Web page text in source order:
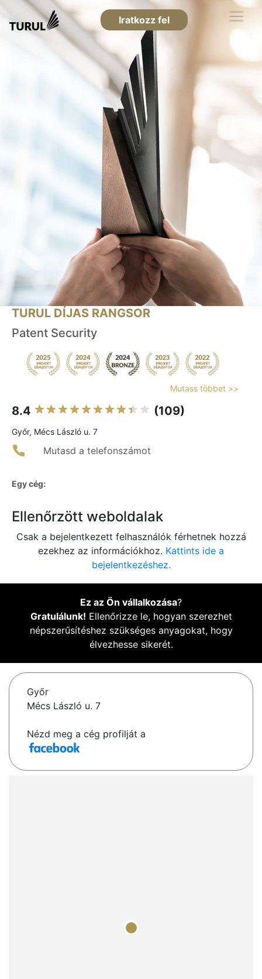
Iratkozz fel
TURUL DÍJAS RANGSOR
Patent Security
Mutass többet >>
8.4 (109)
Győr, Mécs László u. 7
Mutasd a telefonszámot
Egy cég:
Ellenőrzött weboldalak
Csak a bejelentkezett felhasználók férhetnek hozzá
ezekhez az információkhoz. Kattints ide a
bejelentkezéshez.
Ez az Ön vállalkozása?
Gratulálunk! Ellenőrizze le, hogyan szerezhet
népszerűsítéshez szükséges anyagokat, hogy
élvezhesse sikerét.
Győr
Mécs László u. 7
Nézd meg a cég profilját a